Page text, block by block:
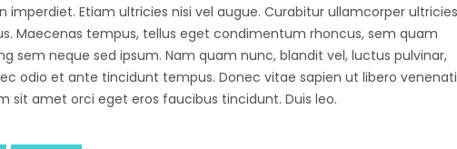
imperdiet. Etiam ultricies nisi vel augue. Curabitur ullamcorper ultricies
Maecenas tempus, tellus eget condimentum rhoncus, sem quam
sem neque sed ipsum. Nam quam nunc, blandit vel, luctus pulvinar,
odio et ante tincidunt tempus. Donec vitae sapien ut libero
sit amet orci eget eros faucibus tincidunt. Duis leo.